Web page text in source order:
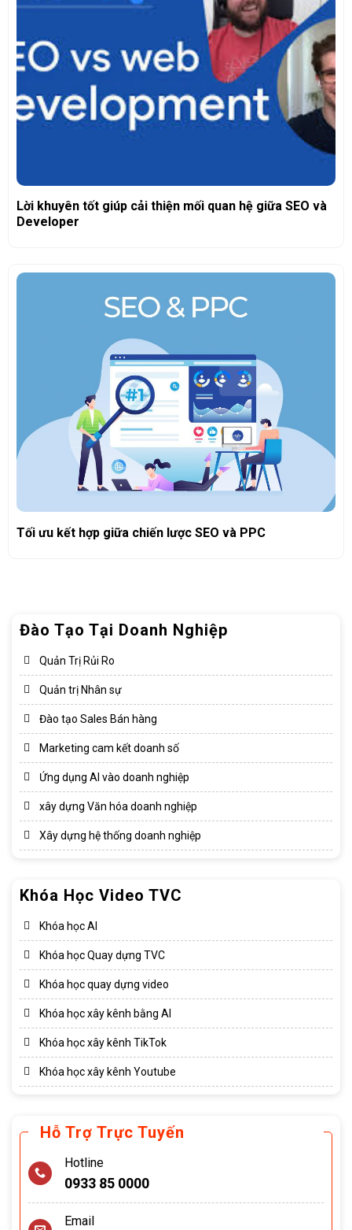
Đào Tạo Tại Doanh Nghiệp
Quản Trị Rủi Ro
Quản trị Nhân sự
Đào tạo Sales Bán hàng
Marketing cam kết doanh số
Ứng dụng AI vào doanh nghiệp
xây dựng Văn hóa doanh nghiệp​
Xây dựng hệ thống doanh nghiệp​
Khóa Học Video TVC
Khóa học AI
Khóa học Quay dựng TVC
Khóa học quay dựng video
Khóa học xây kênh bằng AI
Khóa học xây kênh TikTok
Khóa học xây kênh Youtube
Hỗ Trợ Trực Tuyến
Hotline
0933 85 0000
Email
Lời khuyên tốt giúp cải thiện mối quan hệ giữa SEO và
Developer
Tối ưu kết hợp giữa chiến lược SEO và PPC